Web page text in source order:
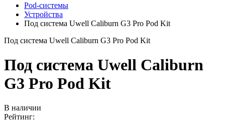
Pod-системы
Устройства
Под система Uwell Caliburn G3 Pro Pod Kit
Под система Uwell Caliburn G3 Pro Pod Kit
Под система Uwell Caliburn
G3 Pro Pod Kit
В наличии
Рейтинг: